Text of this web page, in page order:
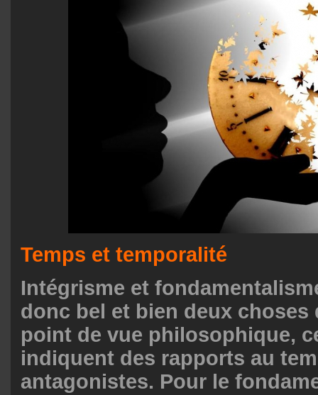
Temps et temporalité
Intégrisme et
donc bel et bien deux choses
point de vue philosophique,
indiquent des rapports au
antagonistes. Pour le